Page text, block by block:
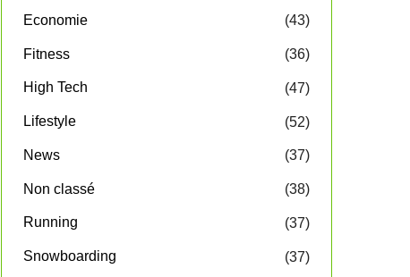
Economie (43)
Fitness (36)
High Tech (47)
Lifestyle (52)
News (37)
Non classé (38)
Running (37)
Snowboarding (37)